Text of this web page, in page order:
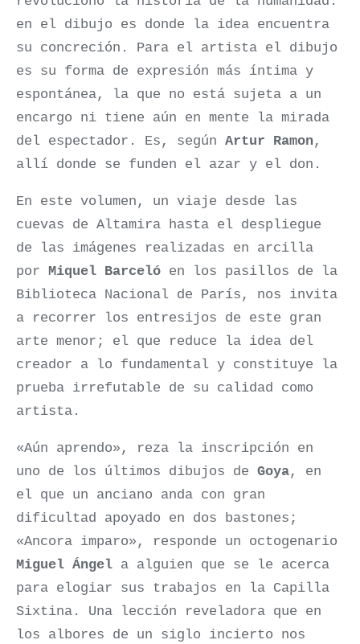
en el dibujo es donde la idea encuentra
su concreción. Para el artista el dibujo
es su forma de expresión más íntima y
espontánea, la que no está sujeta a un
encargo ni tiene aún en mente la mirada
del espectador. Es, según Artur Ramon,
allí donde se funden el azar y el don.
En este volumen, un viaje desde las
cuevas de Altamira hasta el despliegue
de las imágenes realizadas en arcilla
por Miquel Barceló en los pasillos de la
Biblioteca Nacional de París, nos invita
a recorrer los entresijos de este gran
arte menor; el que reduce la idea del
creador a lo fundamental y constituye la
prueba irrefutable de su calidad como
artista.
«Aún aprendo», reza la inscripción en
uno de los últimos dibujos de Goya, en
el que un anciano anda con gran
dificultad apoyado en dos bastones;
«Ancora imparo», responde un octogenario
Miguel Ángel a alguien que se le acerca
para elogiar sus trabajos en la Capilla
Sixtina. Una lección reveladora que en
los albores de un siglo incierto nos